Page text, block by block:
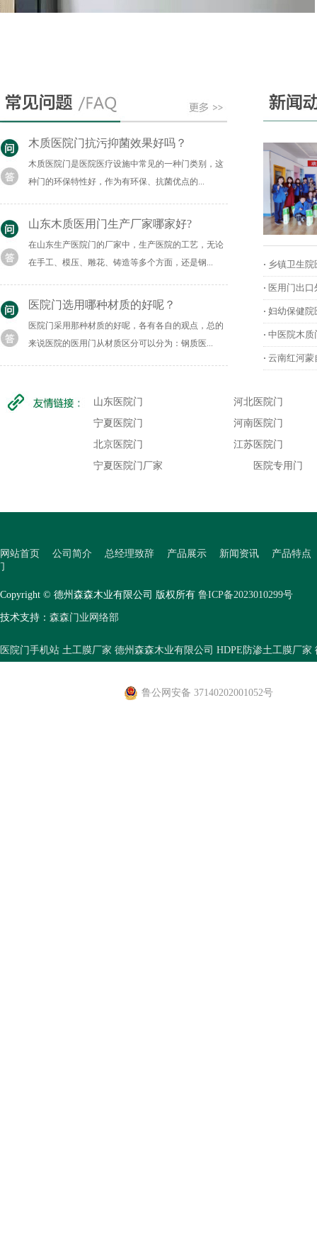
木质医院门抗污抑菌效果好吗？
木质医院门是医院医疗设施中常见的一种门类别，这
种门的环保特性好，作为有环保、抗菌优点的...
山东木质医用门生产厂家哪家好?
在山东生产医院门的厂家中，生产医院的工艺，无论
在手工、模压、雕花、铸造等多个方面，还是钢...
医院门选用哪种材质的好呢？
医院门采用那种材质的好呢，各有各自的观点，总的
来说医院的医用门从材质区分可以分为：钢质医...
· 乡镇卫生
· 医用门出
· 妇幼保健院
· 中医院木质
· 云南红河蒙
山东医院门
河北医院门
宁夏医院门
河南医院门
北京医院门
江苏医院门
宁夏医院门厂家
医院专用门
网站首页 公司简介 总经理致辞 产品展示 新闻资讯
产品特点
Copyright © 德州森森木业有限公司 版权所有 鲁ICP备2023010299号
技术支持： 森森门业网络部
医院门手机站 土工膜厂家 德州森森木业有限公司 HDPE防渗土工膜厂家
鲁公网安备 37140202001052号